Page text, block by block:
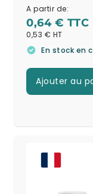
A partir de:
0,64 €
0,53 €
En stock en
Ajouter au